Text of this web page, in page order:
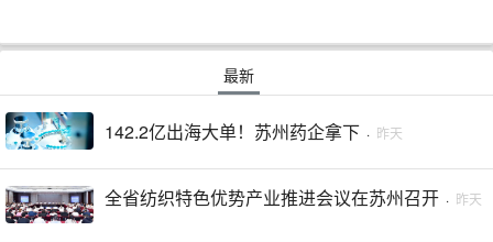
最新
142.2亿出海大单！苏州药企拿下 · 昨天
全省纺织特色优势产业推进会议在苏州召开 · 昨天